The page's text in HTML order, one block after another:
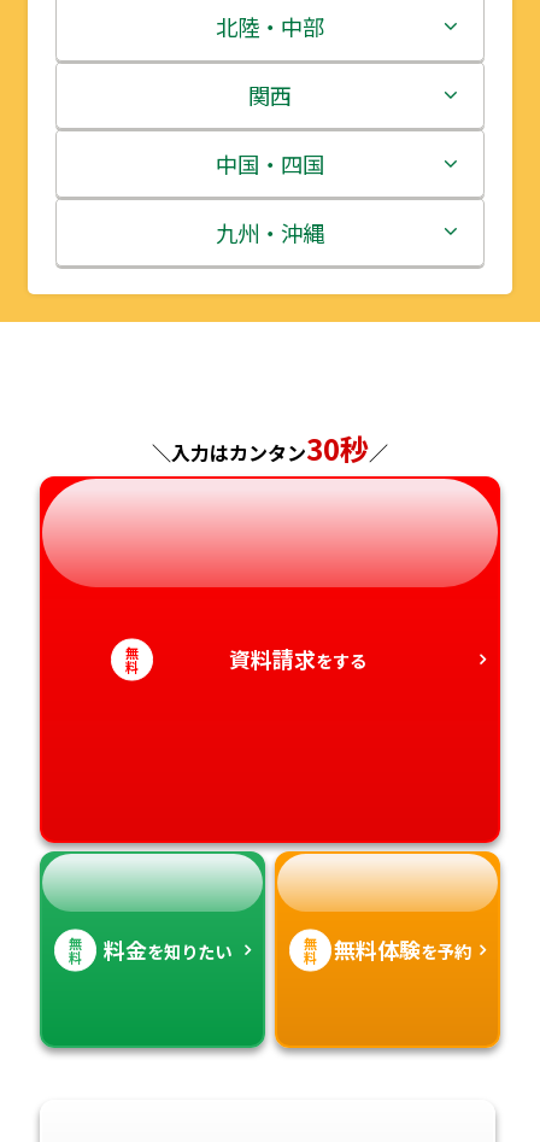
青森県
岩手県
宮城県
秋田県
山形県
茨城県
栃木県
群馬県
埼玉県
千葉県
北陸・中部
新潟県
富山県
石川県
福井県
静岡県
関西
三重県
滋賀県
京都府
奈良県
和歌山県
中国・四国
鳥取県
島根県
山口県
徳島県
九州・沖縄
福岡県
熊本県
大分県
＼入力はカンタン30秒／
無
料 資料請求をする
無
料 料金を知りたい 無
料 無料体験を予約